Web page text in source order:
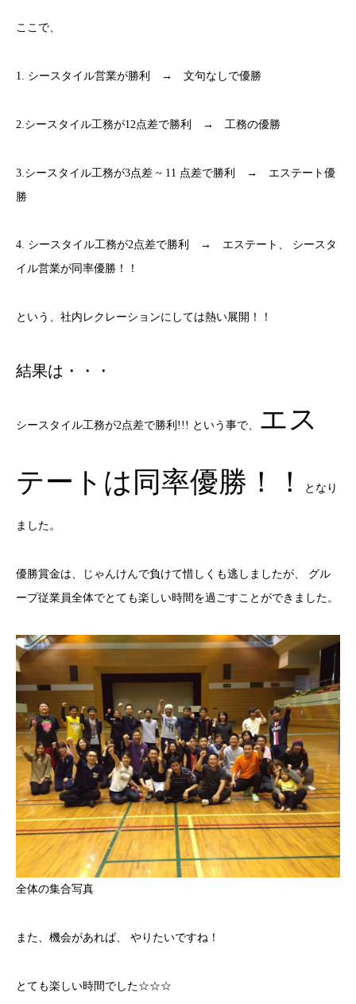
ここで、
1. シースタイル営業が勝利 → 文句なしで優勝
2.シースタイル工務が12点差で勝利 → 工務の優勝
3.シースタイル工務が3点差 ~ 11 点差で勝利 → エステート優
勝
4. シースタイル工務が2点差で勝利 → エステート、 シースタ
イル営業が同率優勝！！
という、社内レクレーションにしては熱い展開！！
結果は・・・
シースタイル工務が2点差で勝利!!! という事で、
エス
テートは同率優勝！！
となり
ました。
優勝賞金は、じゃんけんで負けて惜しくも逃しましたが、 グル
ープ従業員全体でとても楽しい時間を過ごすことができました。
全体の集合写真
また、機会があれば、 やりたいですね！
とても楽しい時間でした☆☆☆